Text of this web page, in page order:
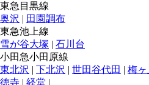
東急目黒線
奥沢 | 田園調布
東急池上線
雪が谷大塚 | 石川台
小田急小田原線
東北沢 | 下北沢 | 世田谷代田 | 梅ヶ
徳寺 | 経堂 |